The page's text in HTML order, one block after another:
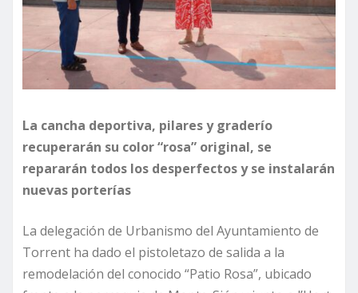
La cancha deportiva, pilares y graderío
recuperarán su color “rosa” original, se
repararán todos los desperfectos y se instalarán
nuevas porterías
La delegación de Urbanismo del Ayuntamiento de
Torrent ha dado el pistoletazo de salida a la
remodelación del conocido “Patio Rosa”, ubicado